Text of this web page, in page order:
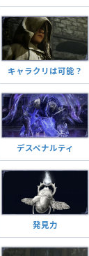
キャラクリは可能？
デスペナルティ
発見力